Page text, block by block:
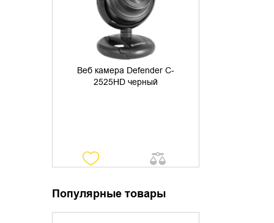
Веб камера Defender C-
2525HD черный
Популярные товары